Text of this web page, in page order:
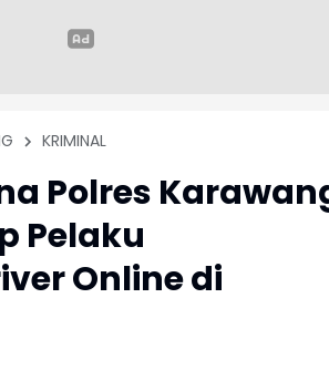
KRIMINAL
Polres
Pelaku
Online di